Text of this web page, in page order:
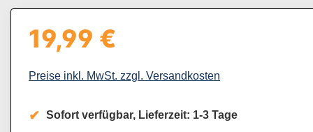
Regulärer Preis:
19,99 €
Preise inkl. MwSt. zzgl. Versandkosten
Sofort verfügbar, Lieferzeit: 1-3 Tage